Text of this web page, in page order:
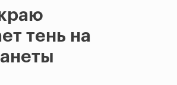
тень на